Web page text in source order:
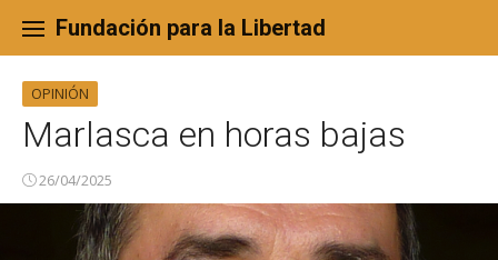
content
Fundación para la Libertad
OPINIÓN
Marlasca en horas bajas
26/04/2025